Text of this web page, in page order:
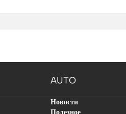
AUTO
Новости
Полезное